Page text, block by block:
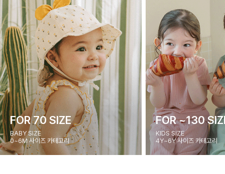
FOR 70 SIZE
BABY SIZE
0~6M 사이즈 카테고리
FOR ~130
KIDS SIZE
4Y~6Y 사이즈 카테고리